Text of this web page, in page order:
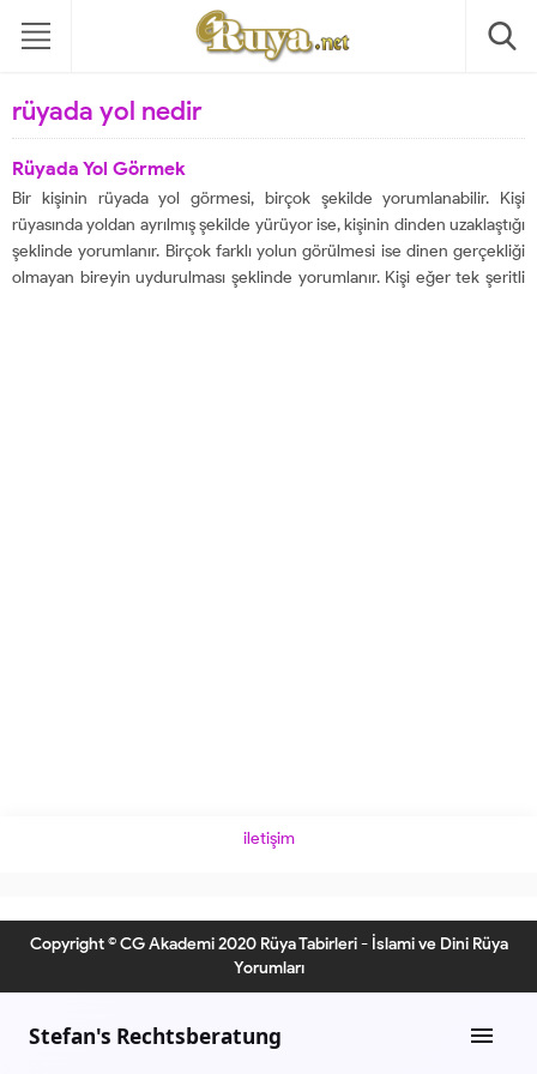
rüyada yol nedir
Rüyada Yol Görmek
Bir kişinin rüyada yol görmesi, birçok şekilde yorumlanabilir. Kişi
rüyasında yoldan ayrılmış şekilde yürüyor ise, kişinin dinden uzaklaştığı
şeklinde yorumlanır. Birçok farklı yolun görülmesi ise dinen gerçekliği
olmayan bireyin uydurulması şeklinde yorumlanır. Kişi eğer tek şeritli
iletişim
Copyright © CG Akademi 2020 Rüya Tabirleri - İslami ve Dini Rüya
Yorumları